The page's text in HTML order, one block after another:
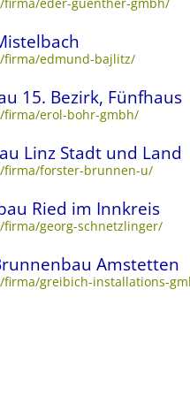
firma/edmund-bajlitz/
15. Bezirk, Fünfhaus
erol-bohr-gmbh/
Linz Stadt und Land
firma/forster-brunnen-u/
Ried im Innkreis
georg-schnetzlinger/
Amstetten
greibich-installations-